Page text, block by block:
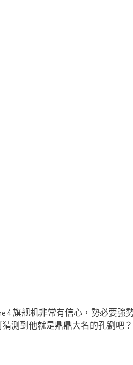
4 旗舰机非常有信心，勢必
測到他就是鼎鼎大名的孔劉吧？